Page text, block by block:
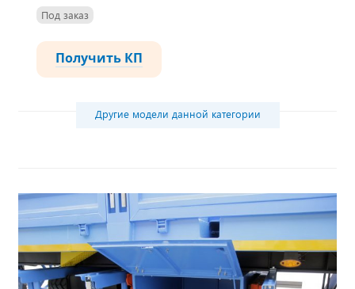
Под заказ
Получить КП
Другие модели данной категории